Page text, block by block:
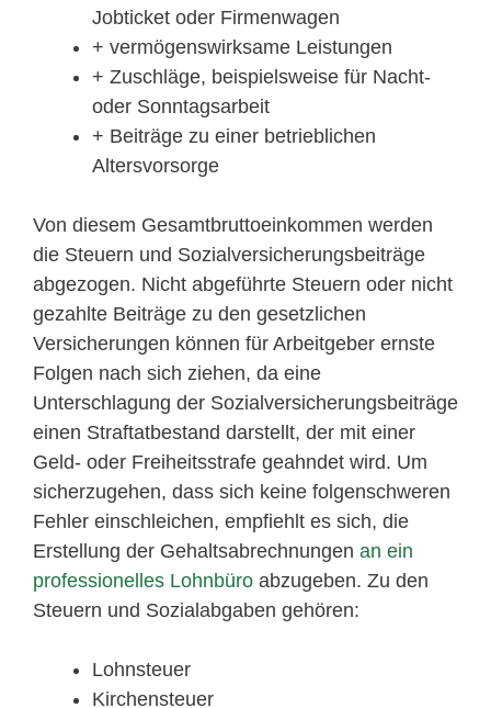
Jobticket oder Firmenwagen
+ vermögenswirksame Leistungen
+ Zuschläge, beispielsweise für Nacht-
oder Sonntagsarbeit
+ Beiträge zu einer betrieblichen
Altersvorsorge
Von diesem Gesamtbruttoeinkommen werden
die Steuern und Sozialversicherungsbeiträge
abgezogen. Nicht abgeführte Steuern oder nicht
gezahlte Beiträge zu den gesetzlichen
Versicherungen können für Arbeitgeber ernste
Folgen nach sich ziehen, da eine
Unterschlagung der Sozialversicherungsbeiträge
einen Straftatbestand darstellt, der mit einer
Geld- oder Freiheitsstrafe geahndet wird. Um
sicherzugehen, dass sich keine folgenschweren
Fehler einschleichen, empfiehlt es sich, die
Erstellung der Gehaltsabrechnungen an ein
professionelles Lohnbüro abzugeben. Zu den
Steuern und Sozialabgaben gehören:
Lohnsteuer
Kirchensteuer